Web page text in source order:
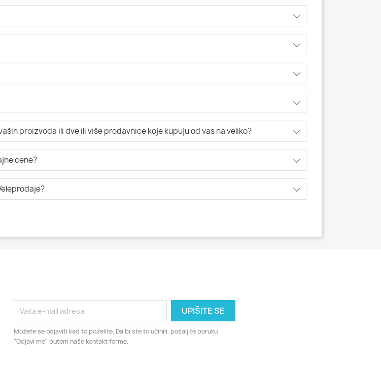
proizvoda ili dve ili više prodavnice koje kupuju od vas na veliko?
cene?
Možete se odjaviti kad to poželite. Da bi ste to učinili, pošaljite poruku
"Odjavi me" putem naše kontakt forme.